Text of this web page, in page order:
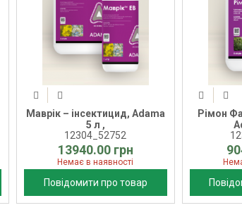
Маврік – інсектицид, Adama
5 л ,
12304_52752
13940.00 грн
Немає в наявності
Повідомити про товар
Рімон